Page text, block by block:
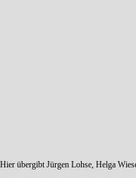
übergibt Jürgen Lohse, Helga